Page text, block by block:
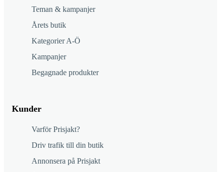
Teman & kampanjer
Årets butik
Kategorier A-Ö
Kampanjer
Begagnade produkter
Kunder
Varför Prisjakt?
Driv trafik till din butik
Annonsera på Prisjakt